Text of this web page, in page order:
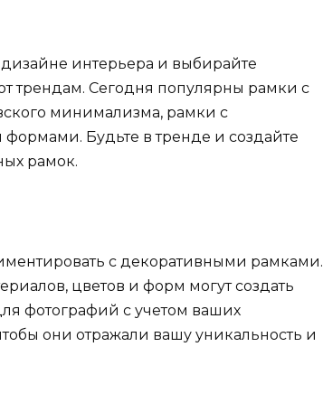
интерьера и выбирайте
трендам. Сегодня популярны рамки с
минимализма, рамки с
Будьте в тренде и создайте
рамок.
с декоративными рамками.
цветов и форм могут создать
фотографий с учетом ваших
они отражали вашу уникальность и